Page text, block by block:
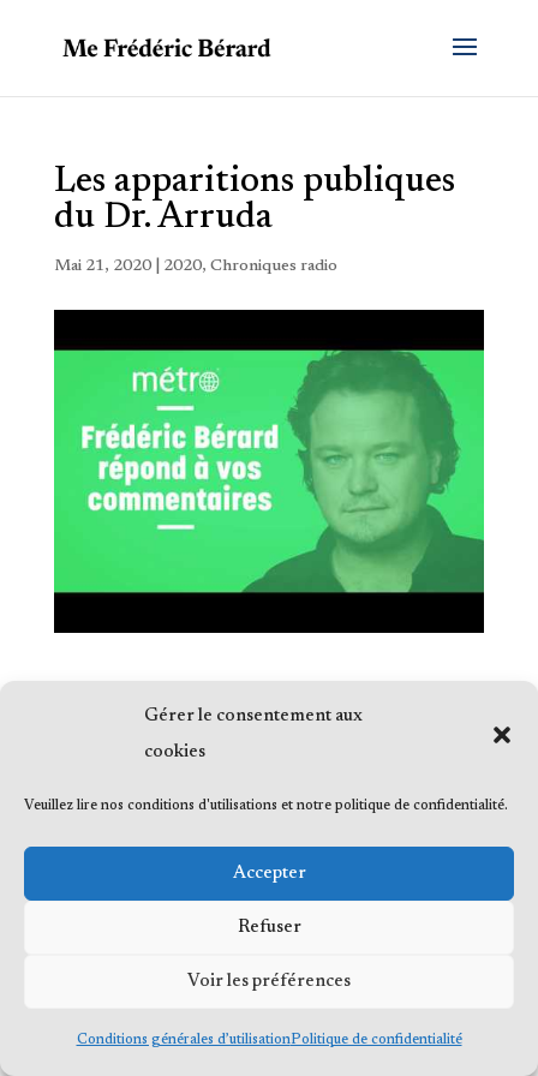
Gérer le consentement aux
cookies
Veuillez lire nos conditions d'utilisations et notre politique de confidentialité.
Accepter
Refuser
Voir les préférences
Conditions générales d’utilisationPolitique de confidentialité
Les apparitions publiques
du Dr. Arruda
Mai 21, 2020| 2020, Chroniques radio